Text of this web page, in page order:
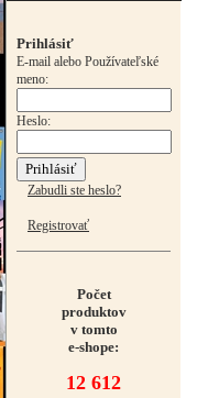
Prihlásiť
E-mail alebo Používateľské
meno:
Heslo:
Zabudli ste heslo?
Registrovať
Počet
produktov
v tomto
e-shope:
12 612